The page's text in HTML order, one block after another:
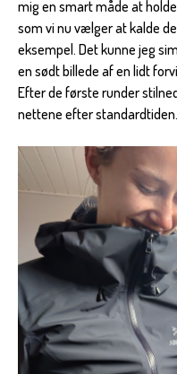
mig en smart måde at
som vi nu vælger at kalde
eksempel. Det kunne jeg
en sødt billede af en lidt
Efter de første runder
nettene efter standardtiden.